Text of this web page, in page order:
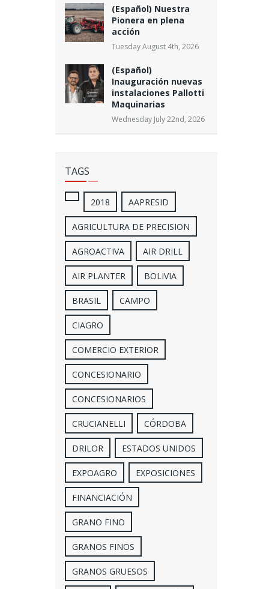
(Español) Nuestra
Pionera en plena
acción
Tuesday August 4th, 2026
(Español)
Inauguración nuevas
instalaciones Pallotti
Maquinarias
Wednesday July 22nd, 2026
TAGS
2018 AAPRESID
AGRICULTURA DE PRECISION
AGROACTIVA AIR DRILL
AIR PLANTER BOLIVIA
BRASIL CAMPO
CIAGRO
COMERCIO EXTERIOR
CONCESIONARIO
CONCESIONARIOS
CRUCIANELLI CÓRDOBA
DRILOR ESTADOS UNIDOS
EXPOAGRO EXPOSICIONES
FINANCIACIÓN
GRANO FINO
GRANOS FINOS
GRANOS GRUESOS